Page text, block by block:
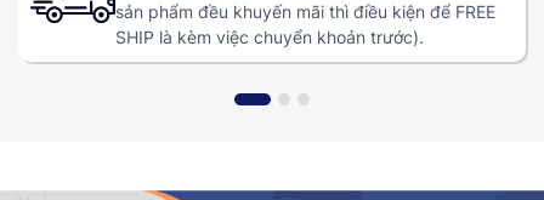
sản phẩm đều khuyến mãi thì điều kiện để FREE
SHIP là kèm việc chuyển khoản trước).